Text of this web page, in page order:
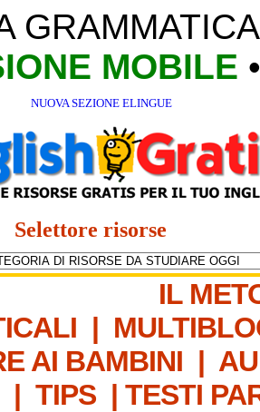
MOBILE
NUOVA SEZIONE ELINGUE
Selettore risorse
IL
|
AI BAMBINI |
| TIPS | TESTI